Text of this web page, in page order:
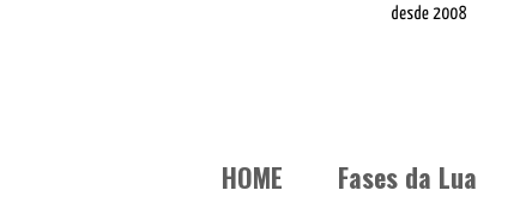
HOME Fases da Lua